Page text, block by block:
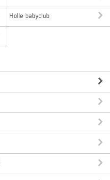
Holle babyclub